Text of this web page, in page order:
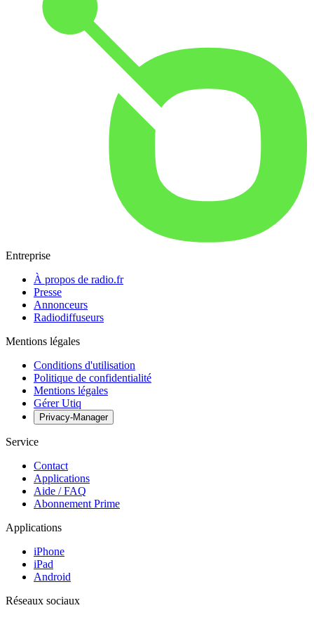
Entreprise
À propos de radio.fr
Presse
Annonceurs
Radiodiffuseurs
Mentions légales
Conditions d'utilisation
Politique de confidentialité
Mentions légales
Gérer Utiq
Privacy-Manager
Service
Contact
Applications
Aide / FAQ
Abonnement Prime
Applications
iPhone
iPad
Android
Réseaux sociaux